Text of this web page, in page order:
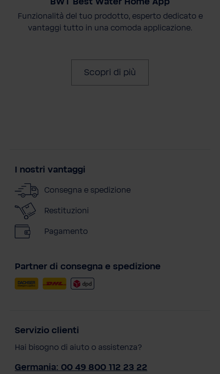
Funzionalità del tuo prodotto, esperto dedicato e
vantaggi tutto in una comoda applicazione.
Scopri di più
I nostri vantaggi
Consegna e spedizione
Restituzioni
Pagamento
Partner di consegna e spedizione
Servizio clienti
Hai bisogno di aiuto o assistenza?
Germania: 00 49 800 112 23 22